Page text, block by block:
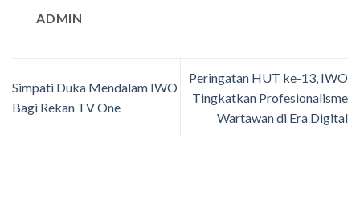
ADMIN
Simpati Duka Mendalam IWO
Bagi Rekan TV One
Peringatan HUT ke-13, IWO
Tingkatkan Profesionalisme
Wartawan di Era Digital